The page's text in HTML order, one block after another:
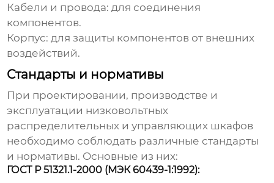
Кабели и провода: для соединения
компонентов.
Корпус: для защиты компонентов от внешних
воздействий.
Стандарты и нормативы
При проектировании, производстве и
эксплуатации низковольтных
распределительных и управляющих шкафов
необходимо соблюдать различные стандарты
и нормативы. Основные из них:
ГОСТ Р 51321.1-2000 (МЭК 60439-1:1992):